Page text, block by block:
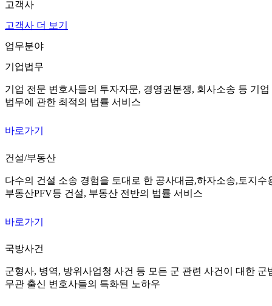
고객사
고객사 더 보기
업무분야
기업법무
기업 전문 변호사들의 투자자문, 경영권분쟁, 회사소송 등 기업
법무에 관한 최적의 법률 서비스
바로가기
건설/부동산
다수의 건설 소송 경험을 토대로 한 공사대금,하자소송,토지수
부동산PFV등 건설, 부동산 전반의 법률 서비스
바로가기
국방사건
군형사, 병역, 방위사업청 사건 등 모든 군 관련 사건이 대한 군
무관 출신 변호사들의 특화된 노하우